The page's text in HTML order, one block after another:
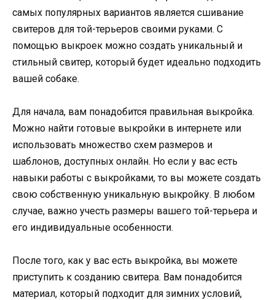
самых популярных вариантов является сшивание
свитеров для той-терьеров своими руками. С
помощью выкроек можно создать уникальный и
стильный свитер, который будет идеально подходить
вашей собаке.
Для начала, вам понадобится правильная выкройка.
Можно найти готовые выкройки в интернете или
использовать множество схем размеров и
шаблонов, доступных онлайн. Но если у вас есть
навыки работы с выкройками, то вы можете создать
свою собственную уникальную выкройку. В любом
случае, важно учесть размеры вашего той-терьера и
его индивидуальные особенности.
После того, как у вас есть выкройка, вы можете
приступить к созданию свитера. Вам понадобится
материал, который подходит для зимних условий,